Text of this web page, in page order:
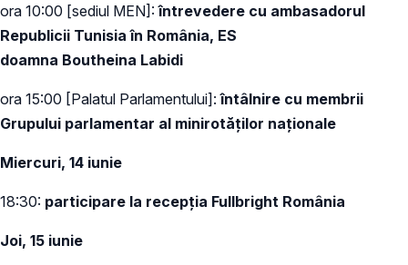
ora 10:00 [sediul MEN]:întrevedere cu ambasadorul
Republicii Tunisia în România, ES
doamna Boutheina Labidi
ora 15:00 [Palatul Parlamentului]: întâlnire cu membrii
Grupului parlamentar al minirotăților naționale
Miercuri, 14 iunie
18:30: participare la recepția Fullbright România
Joi, 15 iunie